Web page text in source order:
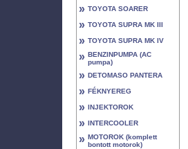
» TOYOTA SOARER
» TOYOTA SUPRA MK III
» TOYOTA SUPRA MK IV
» BENZINPUMPA (AC
pumpa)
» DETOMASO PANTERA
» FÉKNYEREG
» INJEKTOROK
» INTERCOOLER
» MOTOROK (komplett
bontott motorok)